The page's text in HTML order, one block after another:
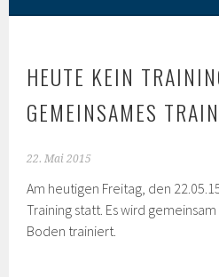
HEUTE KEIN
GEMEINSAMES
22. Mai 2015
Am heutigen Freitag, den
Training statt. Es wird
Boden trainiert.